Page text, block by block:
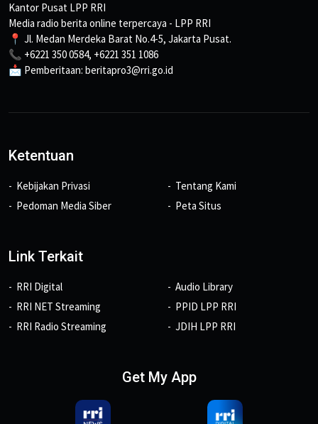
Kantor Pusat LPP RRI
Media radio berita online terpercaya - LPP RRI
📍 Jl. Medan Merdeka Barat No.4-5, Jakarta Pusat.
📞 +6221 350 0584, +6221 351 1086
📩 Pemberitaan: beritapro3@rri.go.id
Ketentuan
Kebijakan Privasi
Pedoman Media Siber
Tentang Kami
Peta Situs
Link Terkait
RRI Digital
RRI NET Streaming
RRI Radio Streaming
Audio Library
PPID LPP RRI
JDIH LPP RRI
Get My App